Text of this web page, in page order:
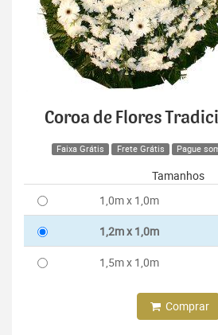
Coroa de Flores
Faixa Grátis Frete Grátis Pague
Tamanhos
1,0m x 1,0m
1,2m x 1,0m
1,5m x 1,0m
Comprar